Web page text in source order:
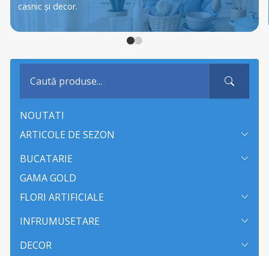
casnic și decor.
NOUTATI
ARTICOLE DE SEZON
BUCATARIE
GAMA GOLD
FLORI ARTIFICIALE
INFRUMUSETARE
DECOR